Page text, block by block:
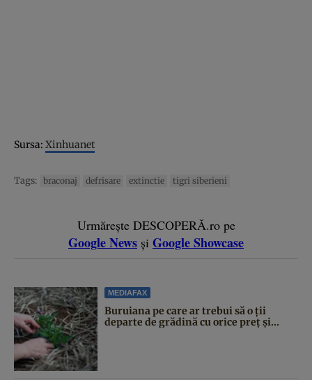
Sursa: Xinhuanet
Tags: braconaj defrisare extinctie tigri siberieni
Urmărește DESCOPERĂ.ro pe
Google News și Google Showcase
MEDIAFAX
Buruiana pe care ar trebui să o ții
departe de grădină cu orice preț și...